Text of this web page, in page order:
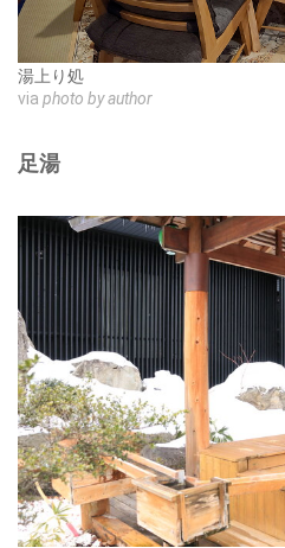
湯上り処
via photo by author
足湯